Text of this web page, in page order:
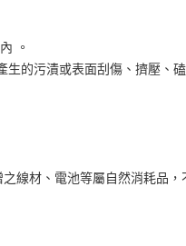
。
的污漬或表面刮傷、擠壓、
線材、電池等屬自然消耗品，